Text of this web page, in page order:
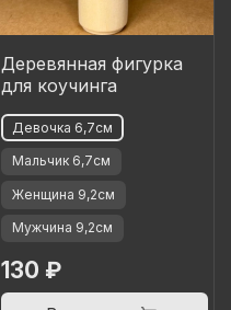
Деревянная фигурка
для коучинга
Девочка 6,7см
Мальчик 6,7см
Женщина 9,2см
Мужчина 9,2см
130 ₽